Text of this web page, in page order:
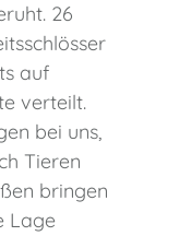
26
auf
verteilt.
bei uns,
Tieren
bringen
Lage